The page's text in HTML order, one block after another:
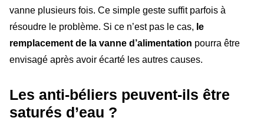
vanne plusieurs fois. Ce simple geste suffit parfois à
résoudre le problème. Si ce n’est pas le cas, le
remplacement de la vanne d’alimentation pourra être
envisagé après avoir écarté les autres causes.
Les anti-béliers peuvent-ils être
saturés d’eau ?